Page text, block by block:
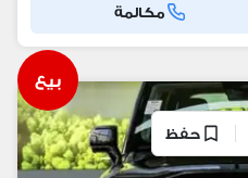
مكالمة
بيع
حفظ